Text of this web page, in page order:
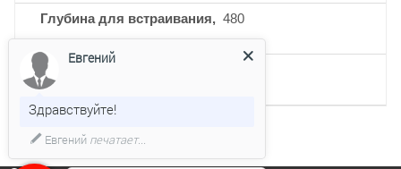
Глубина для встраивания,
мм
480
Евгений
Здравствуйте!
Евгенийпечатает...